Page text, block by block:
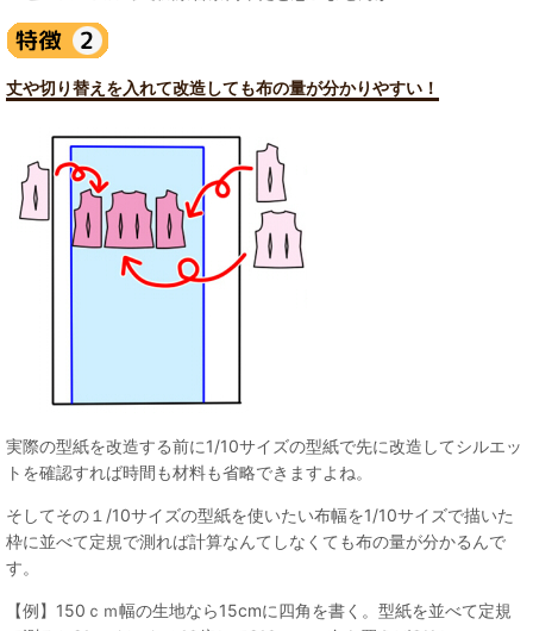
丈や切り替えを入れて改造しても布の量が分かりやすい！
実際の型紙を改造する前に1/10サイズの型紙で先に改造してシルエッ
トを確認すれば時間も材料も省略できますよね。
そしてその１/10サイズの型紙を使いたい布幅を1/10サイズで描いた
枠に並べて定規で測れば計算なんてしなくても布の量が分かるんで
す。
【例】150ｃｍ幅の生地なら15cmに四角を書く。型紙を並べて定規